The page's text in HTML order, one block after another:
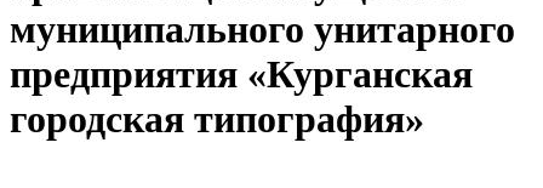
муниципального унитарного
предприятия «Курганская
городская типография»